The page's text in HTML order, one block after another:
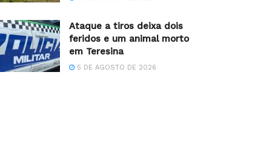
Ataque a tiros deixa dois
feridos e um animal morto
em Teresina
5 DE AGOSTO DE 2026